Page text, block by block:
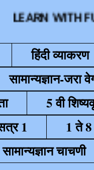
WITH
हिंदी व्याकरण
सामान्यज्ञान-जरा
5 वी
1
1 ते
सामान्यज्ञान चाचणी